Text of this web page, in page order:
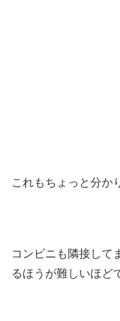
これもちょっと分か
コンビニも隣接して
るほうが難しいほど